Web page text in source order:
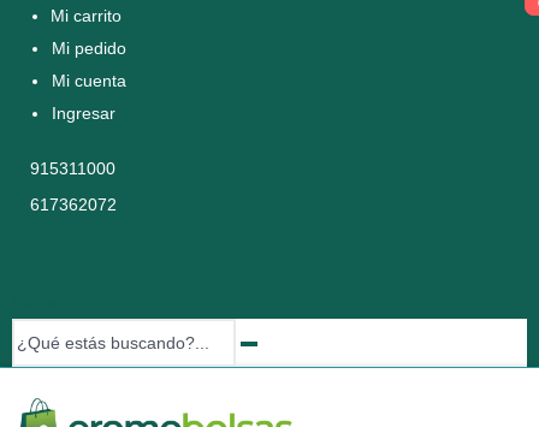
Mi carrito
Mi pedido
Mi cuenta
Ingresar
915311000
617362072